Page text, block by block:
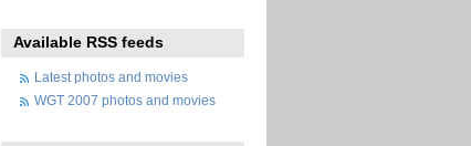
Available RSS feeds
Latest photos and movies
WGT 2007 photos and movies